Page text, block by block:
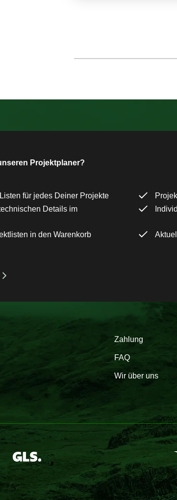
Projektplaner?
für jedes Deiner Projekte
Details im
in den Warenkorb
Zahlung
FAQ
Wir über uns